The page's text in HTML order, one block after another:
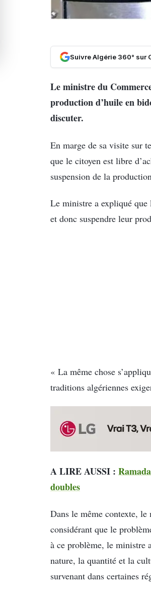
Suivre Algérie 360° sur
Le ministre du
production d’huile en
discuter.
En marge de sa visite sur
que le citoyen est libre
suspension de la
Le ministre a expliqué que
et donc suspendre leur
« La même chose
traditions algériennes
A LIRE AUSSI :
doubles
Dans le même contexte,
considérant que le
à ce problème, le ministre
nature, la quantité et la
survenant dans certaines